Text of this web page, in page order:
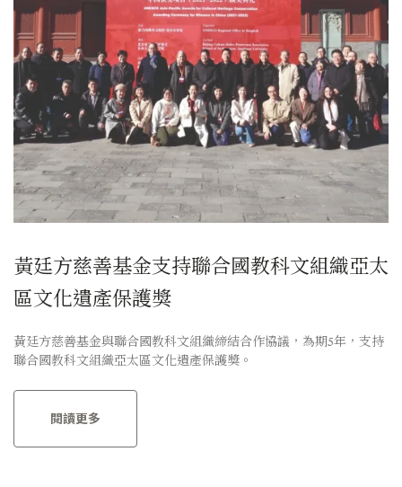
黃廷方慈善基金支持聯合國教科文組織亞太
區文化遺產保護獎
黃廷方慈善基金與聯合國教科文組織締結合作協議，為期5年，支持
聯合國教科文組織亞太區文化遺產保護獎。
閱讀更多